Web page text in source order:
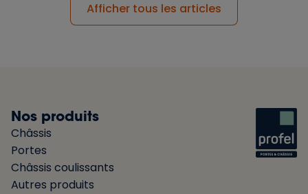
Afficher tous les articles
Nos produits
Châssis
Portes
Châssis coulissants
Autres produits